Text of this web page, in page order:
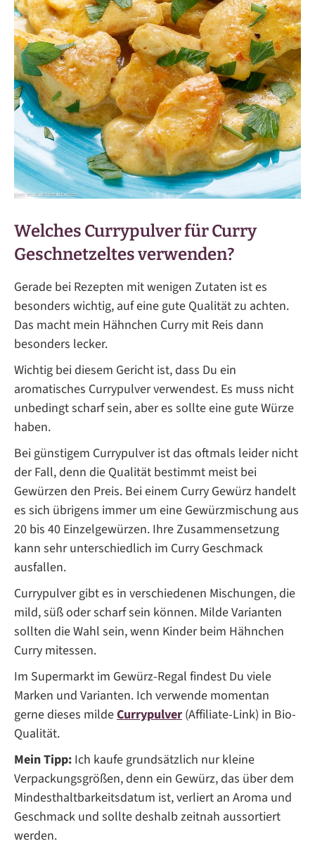
Welches Currypulver für Curry
Geschnetzeltes verwenden?
Gerade bei Rezepten mit wenigen Zutaten ist es
besonders wichtig, auf eine gute Qualität zu achten.
Das macht mein Hähnchen Curry mit Reis dann
besonders lecker.
Wichtig bei diesem Gericht ist, dass Du ein
aromatisches Currypulver verwendest. Es muss nicht
unbedingt scharf sein, aber es sollte eine gute Würze
haben.
Bei günstigem Currypulver ist das oftmals leider nicht
der Fall, denn die Qualität bestimmt meist bei
Gewürzen den Preis. Bei einem Curry Gewürz handelt
es sich übrigens immer um eine Gewürzmischung aus
20 bis 40 Einzelgewürzen. Ihre Zusammensetzung
kann sehr unterschiedlich im Curry Geschmack
ausfallen.
Currypulver gibt es in verschiedenen Mischungen, die
mild, süß oder scharf sein können. Milde Varianten
sollten die Wahl sein, wenn Kinder beim Hähnchen
Curry mitessen.
Im Supermarkt im Gewürz-Regal findest Du viele
Marken und Varianten. Ich verwende momentan
gerne dieses mildeCurrypulver (Affiliate-Link) in Bio-
Qualität.
Mein Tipp: Ich kaufe grundsätzlich nur kleine
Verpackungsgrößen, denn ein Gewürz, das über dem
Mindesthaltbarkeitsdatum ist, verliert an Aroma und
Geschmack und sollte deshalb zeitnah aussortiert
werden.